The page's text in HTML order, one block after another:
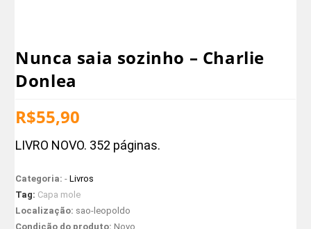
Nunca saia sozinho – Charlie
Donlea
R$55,90
LIVRO NOVO. 352 páginas.
Categoria:-Livros
Tag: Capa mole
Localização: sao-leopoldo
Condição do produto: Novo